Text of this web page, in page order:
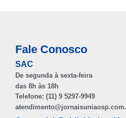
Fale Conosco
SAC
De segunda à sexta-feira
das 8h às 18h
Telefone: (11) 9 5297-9949